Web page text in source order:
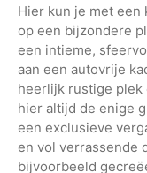
Hier kun je met een
op een bijzondere
een intieme,
aan een autovrije
heerlijk rustige plek
hier altijd de enige
een exclusieve
en vol verrassende
bijvoorbeeld